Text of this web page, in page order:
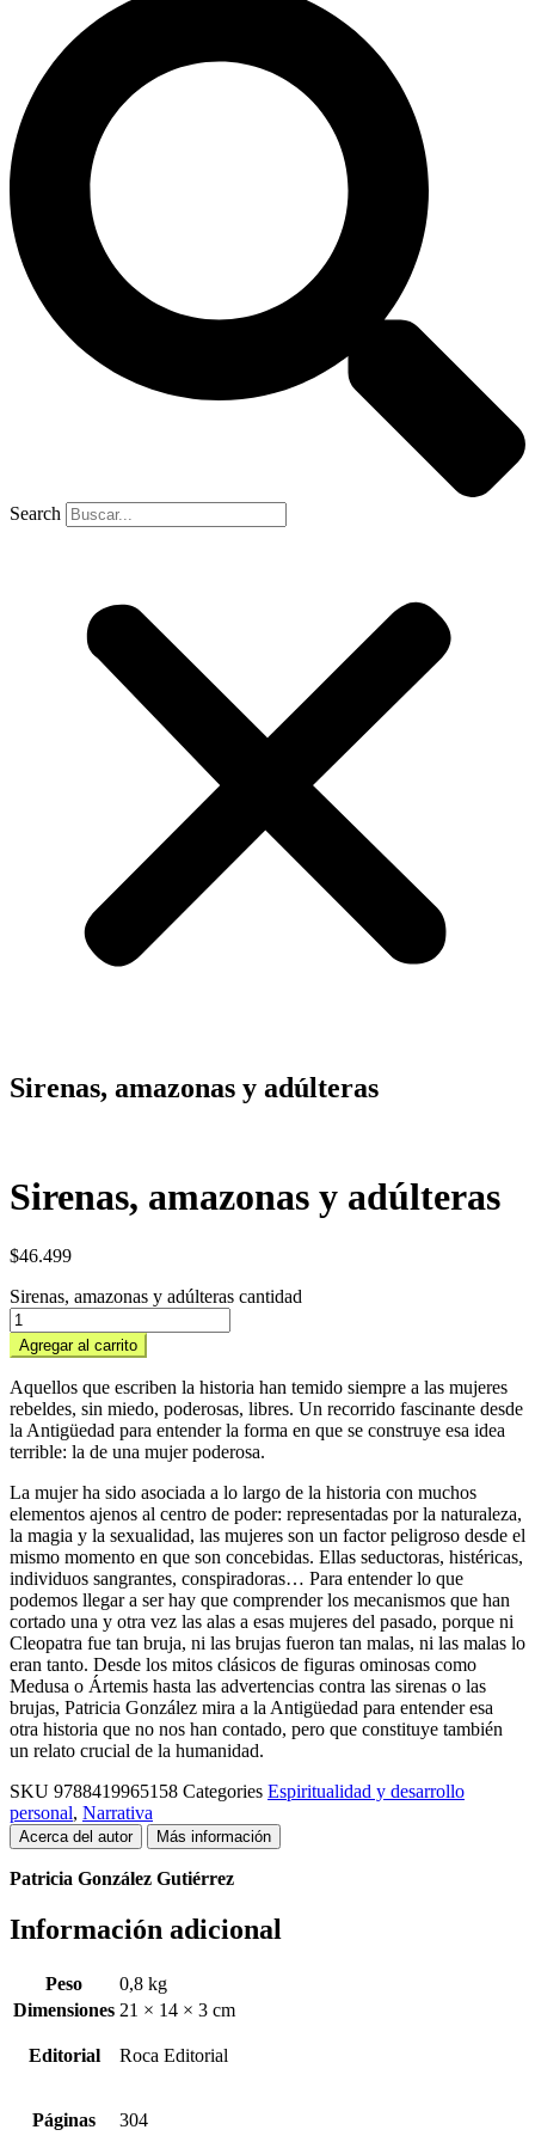
Search
Sirenas, amazonas y adúlteras
Sirenas, amazonas y adúlteras
$46.499
Sirenas, amazonas y adúlteras cantidad
Agregar al carrito
Aquellos que escriben la historia han temido siempre a las mujeres
rebeldes, sin miedo, poderosas, libres. Un recorrido fascinante desde
la Antigüedad para entender la forma en que se construye esa idea
terrible: la de una mujer poderosa.
La mujer ha sido asociada a lo largo de la historia con muchos
elementos ajenos al centro de poder: representadas por la naturaleza,
la magia y la sexualidad, las mujeres son un factor peligroso desde el
mismo momento en que son concebidas. Ellas seductoras, histéricas,
individuos sangrantes, conspiradoras… Para entender lo que
podemos llegar a ser hay que comprender los mecanismos que han
cortado una y otra vez las alas a esas mujeres del pasado, porque ni
Cleopatra fue tan bruja, ni las brujas fueron tan malas, ni las malas lo
eran tanto. Desde los mitos clásicos de figuras ominosas como
Medusa o Ártemis hasta las advertencias contra las sirenas o las
brujas, Patricia González mira a la Antigüedad para entender esa
otra historia que no nos han contado, pero que constituye también
un relato crucial de la humanidad.
SKU 9788419965158 Categories Espiritualidad y desarrollo
personal, Narrativa
Acerca del autor Más información
Patricia González Gutiérrez
Información adicional
Peso
0,8 kg
Dimensiones 21 × 14 × 3 cm
Editorial Roca Editorial
Páginas 304